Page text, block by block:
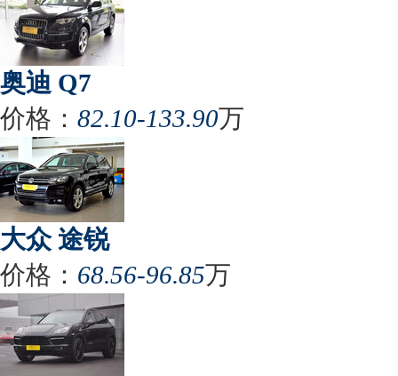
奥迪 Q7
价格： 82.10-133.90万
大众 途锐
价格： 68.56-96.85万